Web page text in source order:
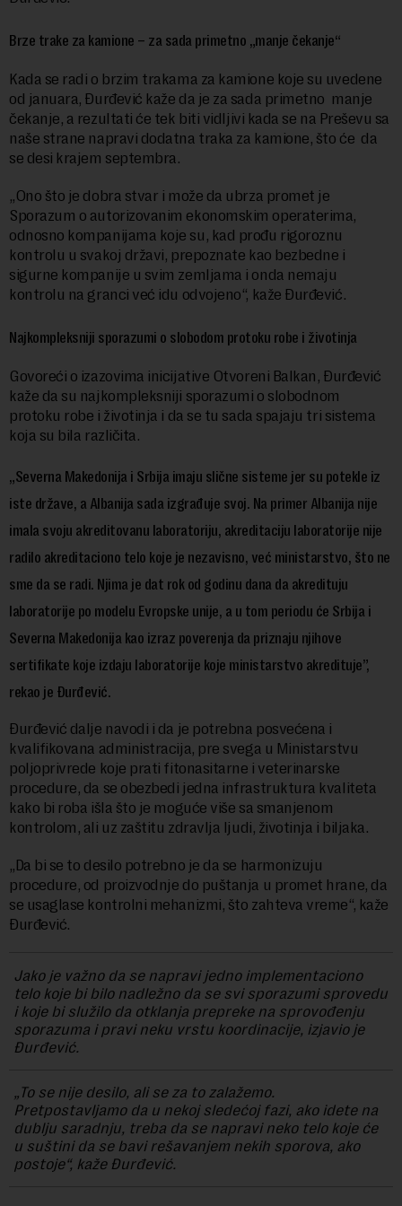
Brze trake za kamione – za sada primetno „manje čekanje“
Kada se radi o brzim trakama za kamione koje su uvedene
od januara, Đurđević kaže da je za sada primetno manje
čekanje, a rezultati će tek biti vidljivi kada se na Preševu sa
naše strane napravi dodatna traka za kamione, što će da
se desi krajem septembra.
„Ono što je dobra stvar i može da ubrza promet je
Sporazum o autorizovanim ekonomskim operaterima,
odnosno kompanijama koje su, kad prođu rigoroznu
kontrolu u svakoj državi, prepoznate kao bezbedne i
sigurne kompanije u svim zemljama i onda nemaju
kontrolu na granci već idu odvojeno“, kaže Đurđević.
Najkompleksniji sporazumi o slobodom protoku robe i životinja
Govoreći o izazovima inicijative Otvoreni Balkan, Đurđević
kaže da su najkompleksniji sporazumi o slobodnom
protoku robe i životinja i da se tu sada spajaju tri sistema
koja su bila različita.
„Severna Makedonija i Srbija imaju slične sisteme jer su potekle iz
iste države, a Albanija sada izgrađuje svoj. Na primer Albanija nije
imala svoju akreditovanu laboratoriju, akreditaciju laboratorije nije
radilo akreditaciono telo koje je nezavisno, već ministarstvo, što ne
sme da se radi. Njima je dat rok od godinu dana da akredituju
laboratorije po modelu Evropske unije, a u tom periodu će Srbija i
Severna Makedonija kao izraz poverenja da priznaju njihove
sertifikate koje izdaju laboratorije koje ministarstvo akredituje”,
rekao je Đurđević.
Đurđević dalje navodi i da je potrebna posvećena i
kvalifikovana administracija, pre svega u Ministarstvu
poljoprivrede koje prati fitonasitarne i veterinarske
procedure, da se obezbedi jedna infrastruktura kvaliteta
kako bi roba išla što je moguće više sa smanjenom
kontrolom, ali uz zaštitu zdravlja ljudi, životinja i biljaka.
„Da bi se to desilo potrebno je da se harmonizuju
procedure, od proizvodnje do puštanja u promet hrane, da
se usaglase kontrolni mehanizmi, što zahteva vreme“, kaže
Đurđević.
Jako je važno da se napravi jedno implementaciono
telo koje bi bilo nadležno da se svi sporazumi sprovedu
i koje bi služilo da otklanja prepreke na sprovođenju
sporazuma i pravi neku vrstu koordinacije, izjavio je
Đurđević.
„To se nije desilo, ali se za to zalažemo.
Pretpostavljamo da u nekoj sledećoj fazi, ako idete na
dublju saradnju, treba da se napravi neko telo koje će
u suštini da se bavi rešavanjem nekih sporova, ako
postoje“, kaže Đurđević.